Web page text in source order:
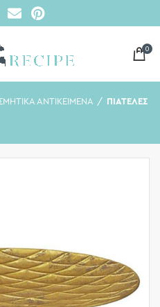
0
ΑΝΤΙΚΕΙΜΕΝΑ ΠΙΑΤΕΛΕΣ